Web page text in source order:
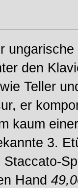
ungarische
den
Teller
er
kaum
3.
Hand